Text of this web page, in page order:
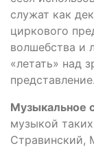
служат как
циркового
волшебства и
«летать» над
представление.
Музыкальное
музыкой
Стравинский,